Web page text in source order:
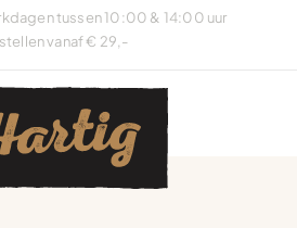
tussen 10:00 & 14:00 uur
vanaf € 29,-